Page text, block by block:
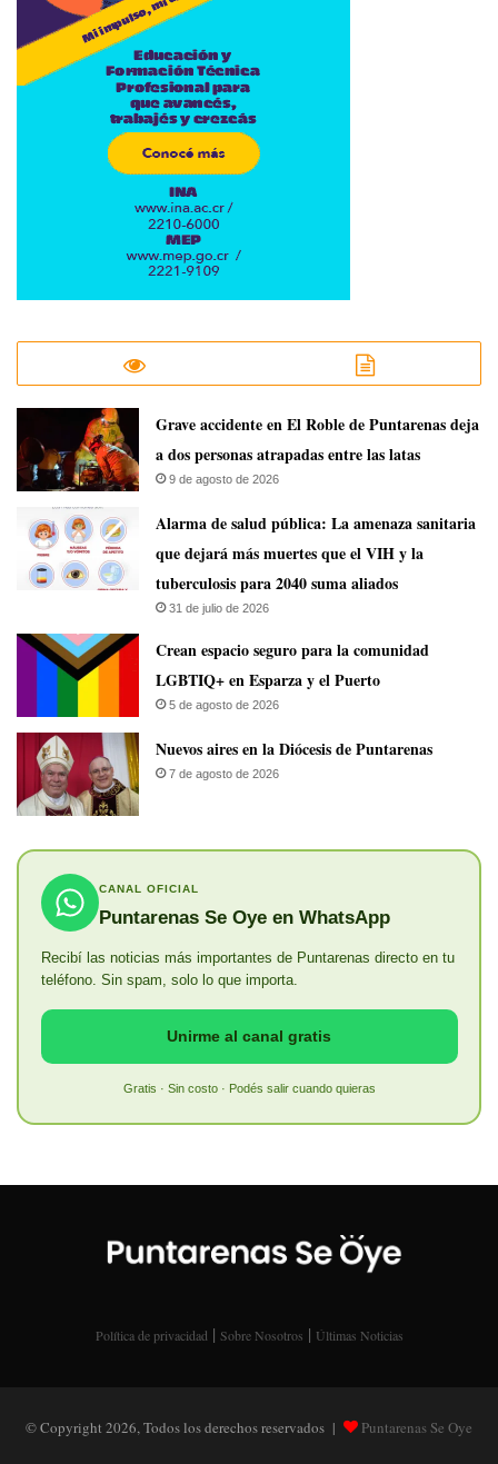
Grave accidente en El Roble de Puntarenas deja
a dos personas atrapadas entre las latas
9 de agosto de 2026
​Alarma de salud pública: La amenaza sanitaria
que dejará más muertes que el VIH y la
tuberculosis para 2040 suma aliados
31 de julio de 2026
Crean espacio seguro para la comunidad
LGBTIQ+ en Esparza y el Puerto
5 de agosto de 2026
​Nuevos aires en la Diócesis de Puntarenas
7 de agosto de 2026
CANAL OFICIAL
Puntarenas Se Oye en WhatsApp
Recibí las noticias más importantes de Puntarenas directo en tu
teléfono. Sin spam, solo lo que importa.
Unirme al canal gratis
Gratis · Sin costo · Podés salir cuando quieras
Política de privacidad | Sobre Nosotros | Últimas Noticias
© Copyright 2026, Todos los derechos reservados | Puntarenas Se Oye